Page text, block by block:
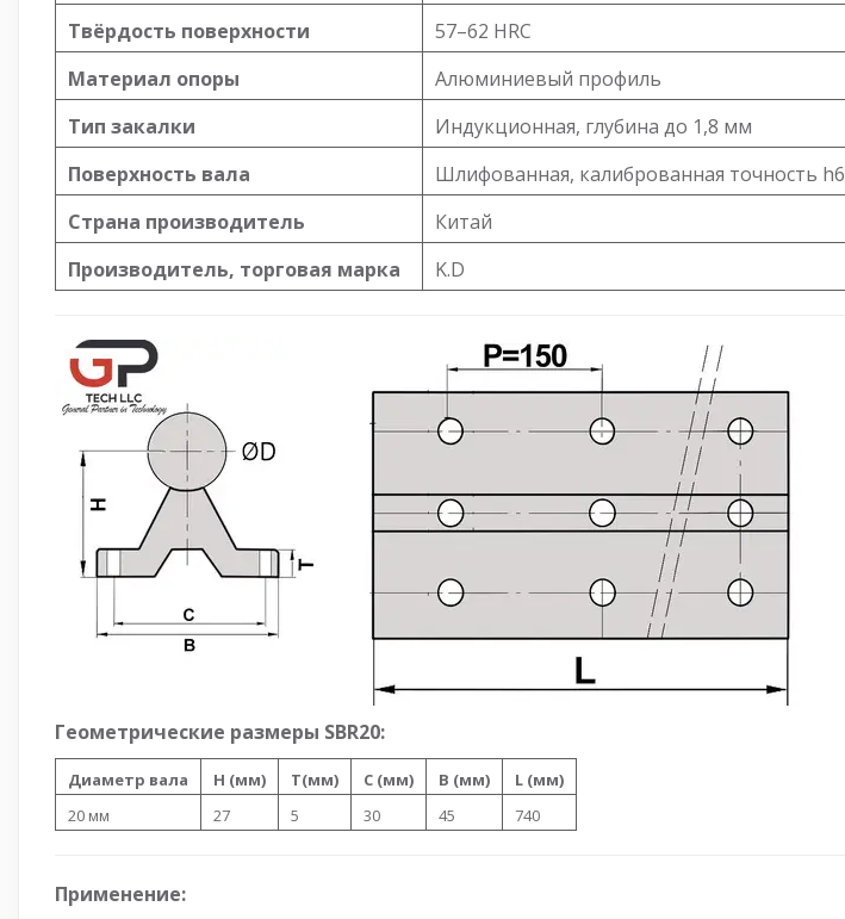
Твёрдость поверхности
57–62 HRC
Материал опоры
Алюминиевый профиль
Тип закалки
Индукционная, глубина до 1,8 мм
Поверхность вала
Шлифованная, калиброванная точность h6
Страна производитель
Китай
Производитель, торговая марка
K.D
Геометрические размеры SBR20:
Диаметр вала H (мм) T(мм) C (мм) B (мм)
L (мм)
20 мм
27 5 30 45 740
Применение: